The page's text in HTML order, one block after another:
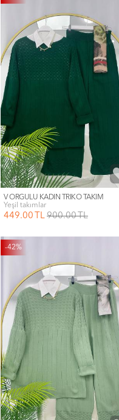
V ÖRGÜLÜ KADIN TRİKO TAKIM
yeşil takımlar
449.00 TL 900.00TL
-42%